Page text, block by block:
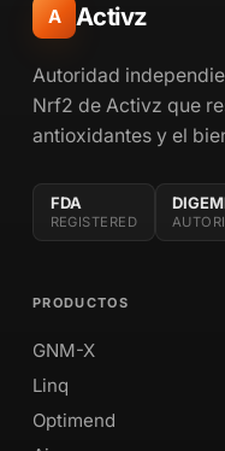
A Activz
Autoridad
Nrf2 de Activz que
antioxidantes y el
FDA
REGISTERED
PRODUCTOS
GNM-X
Linq
Optimend